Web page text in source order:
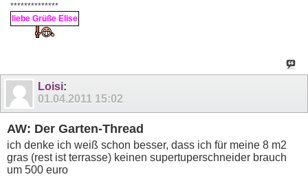
**************
liebe Grüße Elise
Loisi:
01.04.2011 15:02
AW: Der Garten-Thread
ich denke ich weiß schon besser, dass ich für meine 8 m2
gras (rest ist terrasse) keinen supertuperschneider brauch
um 500 euro